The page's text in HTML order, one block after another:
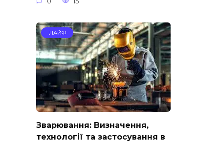
ЛАЙФ
Зварювання: Визначення,
технології та застосування в